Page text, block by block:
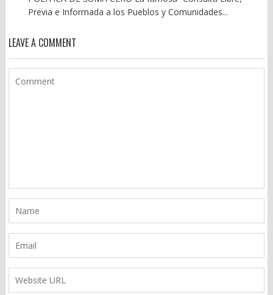
Previa e Informada a los Pueblos y Comunidades...
LEAVE A COMMENT